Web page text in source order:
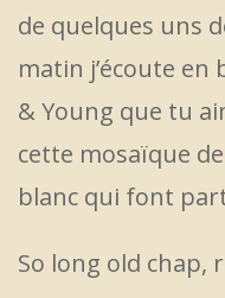
de quelques uns
matin j’écoute en
& Young que tu
cette mosaïque
blanc qui font
So long old chap,